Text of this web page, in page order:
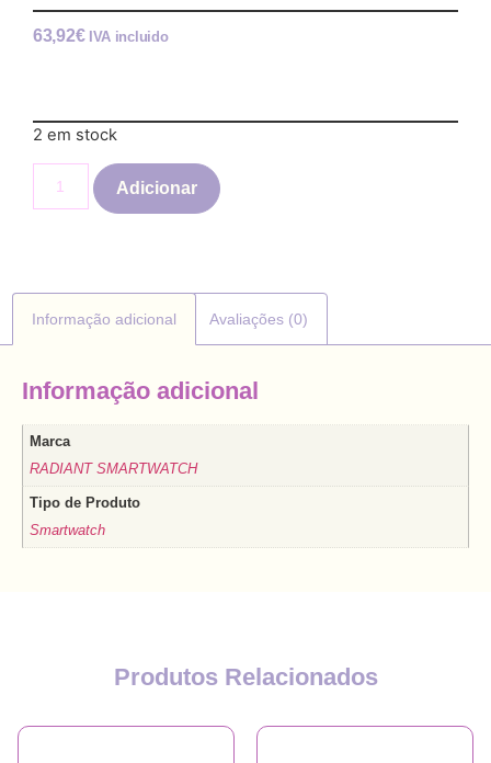
63,92€ IVA incluido
2 em stock
Adicionar
Informação adicional Avaliações (0)
Informação adicional
Marca
RADIANT SMARTWATCH
Tipo de Produto
Smartwatch
Produtos Relacionados